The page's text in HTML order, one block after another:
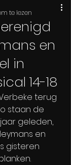
en
in
14-18
te lezen
terug
staan de
geleden,
en
gisteren